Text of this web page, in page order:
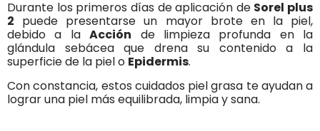
Durante los primeros días de aplicación de Sorel plus
2 puede presentarse un mayor brote en la piel,
debido a laAcción de limpieza profunda en la
glándula sebácea que drena su contenido a la
superficie de la piel o Epidermis.
Con constancia, estos cuidados piel grasa te ayudan a
lograr una piel más equilibrada, limpia y sana.